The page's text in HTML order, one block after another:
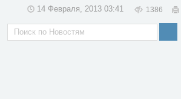
14 Февраля, 2013 03:41 1386